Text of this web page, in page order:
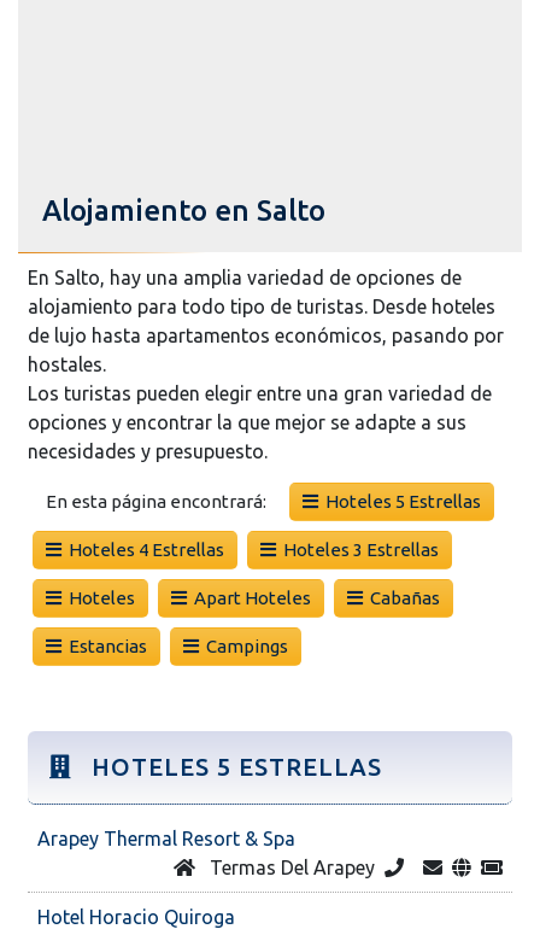
Alojamiento en Salto
En Salto, hay una amplia variedad de opciones de
alojamiento para todo tipo de turistas. Desde hoteles
de lujo hasta apartamentos económicos, pasando por
hostales.
Los turistas pueden elegir entre una gran variedad de
opciones y encontrar la que mejor se adapte a sus
necesidades y presupuesto.
En esta página encontrará: Hoteles 5 Estrellas
Hoteles 4 Estrellas Hoteles 3 Estrellas
Hoteles Apart Hoteles Cabañas
Estancias Campings
HOTELES 5 ESTRELLAS
Arapey Thermal Resort & Spa
Termas Del Arapey
Hotel Horacio Quiroga